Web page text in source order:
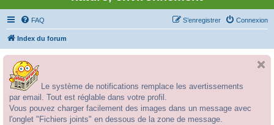
FAQ Connexion
S’enregistrer
Index du forum
Le système de notifications remplace les avertissements
par email. Tout est réglable dans votre profil.
Vous pouvez charger facilement des images dans un message avec
l'onglet "Fichiers joints" en dessous de la zone de message.